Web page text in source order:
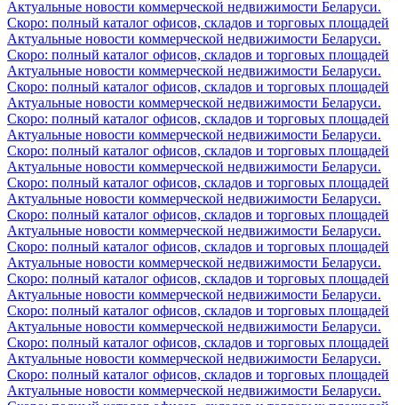
Актуальные новости коммерческой недвижимости Беларуси.
Скоро: полный каталог офисов, складов и торговых площадей
Актуальные новости коммерческой недвижимости Беларуси.
Скоро: полный каталог офисов, складов и торговых площадей
Актуальные новости коммерческой недвижимости Беларуси.
Скоро: полный каталог офисов, складов и торговых площадей
Актуальные новости коммерческой недвижимости Беларуси.
Скоро: полный каталог офисов, складов и торговых площадей
Актуальные новости коммерческой недвижимости Беларуси.
Скоро: полный каталог офисов, складов и торговых площадей
Актуальные новости коммерческой недвижимости Беларуси.
Скоро: полный каталог офисов, складов и торговых площадей
Актуальные новости коммерческой недвижимости Беларуси.
Скоро: полный каталог офисов, складов и торговых площадей
Актуальные новости коммерческой недвижимости Беларуси.
Скоро: полный каталог офисов, складов и торговых площадей
Актуальные новости коммерческой недвижимости Беларуси.
Скоро: полный каталог офисов, складов и торговых площадей
Актуальные новости коммерческой недвижимости Беларуси.
Скоро: полный каталог офисов, складов и торговых площадей
Актуальные новости коммерческой недвижимости Беларуси.
Скоро: полный каталог офисов, складов и торговых площадей
Актуальные новости коммерческой недвижимости Беларуси.
Скоро: полный каталог офисов, складов и торговых площадей
Актуальные новости коммерческой недвижимости Беларуси.